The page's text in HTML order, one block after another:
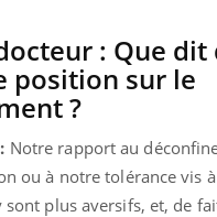
: Que dit
position sur le
?
Notre rapport au
ou à notre tolérance vis
sont plus aversifs, et, de